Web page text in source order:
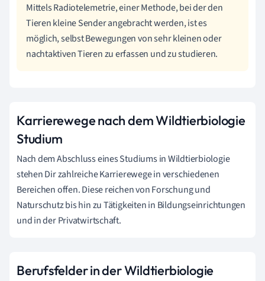
Mittels Radiotelemetrie, einer Methode, bei der den
Tieren kleine Sender angebracht werden, ist es
möglich, selbst Bewegungen von sehr kleinen oder
nachtaktiven Tieren zu erfassen und zu studieren.
Karrierewege nach dem Wildtierbiologie
Studium
Nach dem Abschluss eines Studiums in Wildtierbiologie
stehen Dir zahlreiche Karrierewege in verschiedenen
Bereichen offen. Diese reichen von Forschung und
Naturschutz bis hin zu Tätigkeiten in Bildungseinrichtungen
und in der Privatwirtschaft.
Berufsfelder in der Wildtierbiologie